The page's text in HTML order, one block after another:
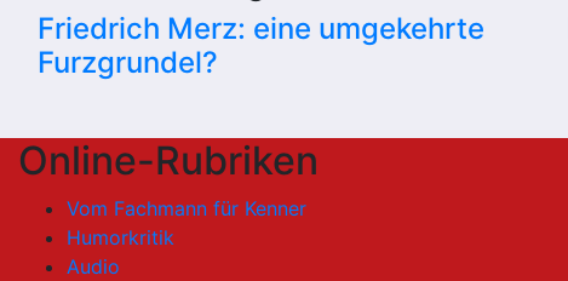
Friedrich Merz: eine umgekehrte
Furzgrundel?
Online-Rubriken
Vom Fachmann für Kenner
Humorkritik
Audio